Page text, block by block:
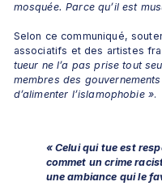
mosquée. Parce qu’il est
Selon ce communiqué,
associatifs et des artistes
tueur ne l’a pas prise tout
membres des
d’alimenter l’islamophobie ».
« Celui qui tue est
commet un crime
une ambiance qui le